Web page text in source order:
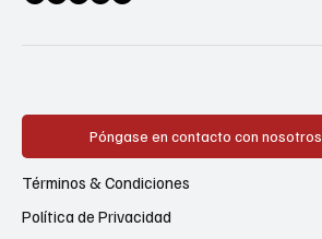
Póngase en contacto con nosotros
Política de Privacidad
Términos & Condiciones